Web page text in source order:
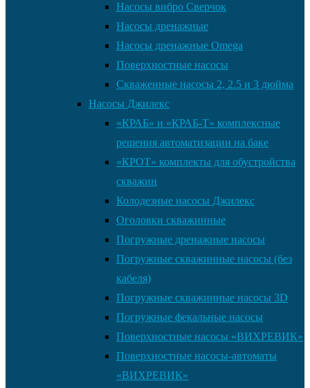
Насосы вибро Сверчок
Насосы дренажные
Насосы дренажные Omega
Поверхностные насосы
Скваженные насосы 2, 2.5 и 3 дюйма
Насосы Джилекс
«КРАБ» и «КРАБ-Т» комплексные
решения автоматизации на баке
«КРОТ» комплекты для обустройства
скважин
Колодезные насосы Джилекс
Оголовки скважинные
Погружные дренажные насосы
Погружные скважинные насосы (без
кабеля)
Погружные скважинные насосы 3D
Погружные фекальные насосы
Поверхностные насосы «ВИХРЕВИК»
Поверхностные насосы-автоматы
«ВИХРЕВИК»